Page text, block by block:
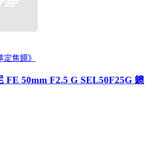
定焦鏡》
FE 50mm F2.5 G SEL50F25G 鏡